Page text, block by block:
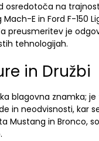
osredotoča na
E in Ford F-150
preusmeritev je
tehnologijah.
in Družbi
blagovna znamka;
in neodvisnosti, kar
Mustang in Bronco,